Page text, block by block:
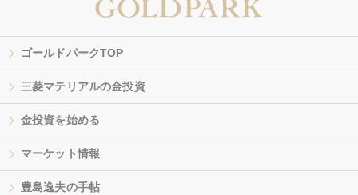
ゴールドパークTOP
三菱マテリアルの金投資
金投資を始める
マーケット情報
豊島逸夫の手帖